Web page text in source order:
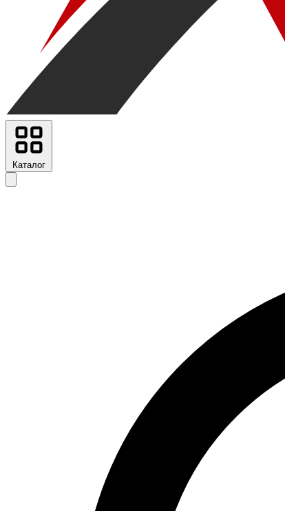
Каталог